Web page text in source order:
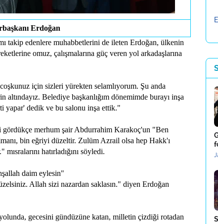
Erdoğan
takip edenlere muhabbetlerini de ileten Erdoğan, ülkenin
omuz, çalışmalarına güç veren yol arkadaşlarına
için sizleri yürekten selamlıyorum. Şu anda
Belediye başkanlığım dönemimde burayı inşa
yapar' dedik ve bu salonu inşa ettik."
gördükçe merhum şair Abdurrahim Karakoç'un "Ben
bin eğriyi düzeltir. Zulüm Azrail olsa hep Hakk'ı
hatırladığını söyledi.
daim eylesin"
Allah sizi nazardan saklasın." diyen Erdoğan
gecesini gündüzüne katan, milletin çizdiği rotadan